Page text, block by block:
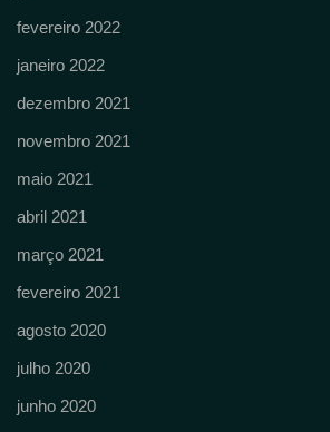
fevereiro 2022
janeiro 2022
dezembro 2021
novembro 2021
maio 2021
abril 2021
março 2021
fevereiro 2021
agosto 2020
julho 2020
junho 2020